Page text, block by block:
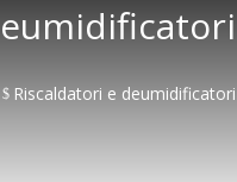
$ Riscaldatori e deumidificatori